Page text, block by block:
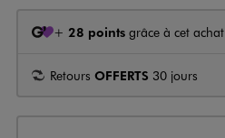
+ 28 points grâce à cet achat
Retours OFFERTS 30 jours